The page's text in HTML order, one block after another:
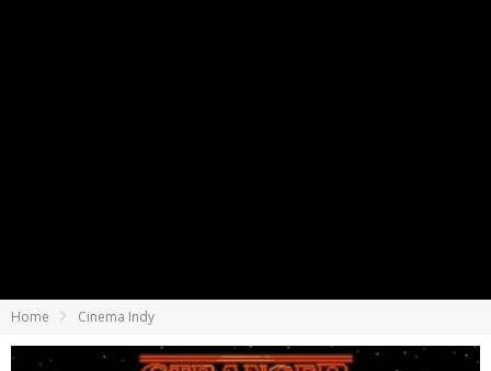
Home Cinema Indy